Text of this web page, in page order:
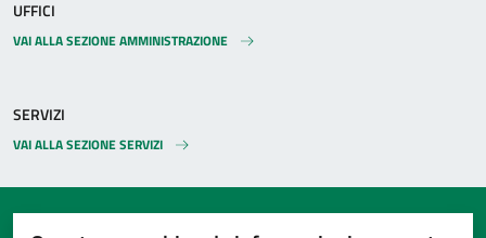
UFFICI
VAI ALLA SEZIONE AMMINISTRAZIONE
SERVIZI
VAI ALLA SEZIONE SERVIZI